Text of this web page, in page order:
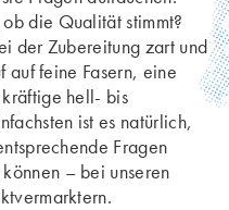
die Qualität stimmt?
der Zubereitung zart und
auf feine Fasern, eine
hell- bis
ist es natürlich,
Fragen
– bei unseren